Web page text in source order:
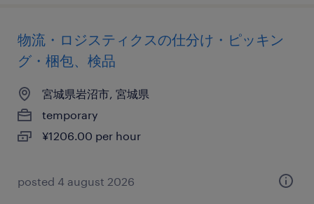
物流・ロジスティクスの仕分け・ピッキン
グ・梱包、検品
宮城県岩沼市, 宮城県
temporary
¥1206.00 per hour
posted 4 august 2026